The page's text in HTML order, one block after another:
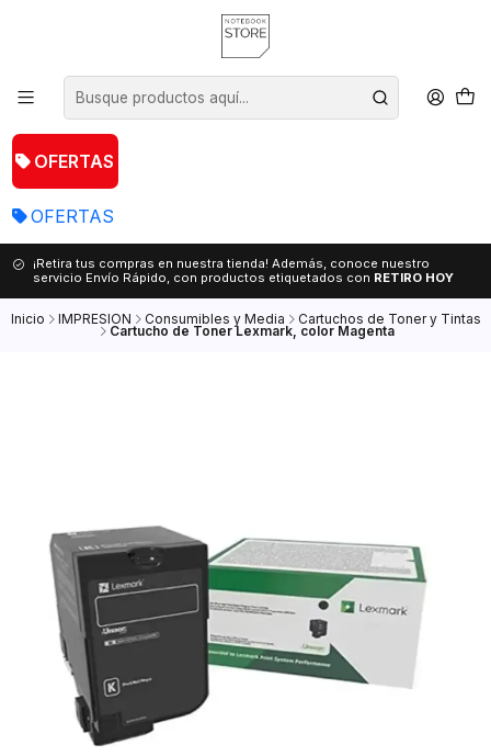
OFERTAS
OFERTAS
¡Retira tus compras en nuestra tienda! Además, conoce nuestro
servicio Envío Rápido, con productos etiquetados con RETIRO HOY
Inicio IMPRESION Consumibles y Media Cartuchos de Toner y Tintas
Cartucho de Toner Lexmark, color Magenta